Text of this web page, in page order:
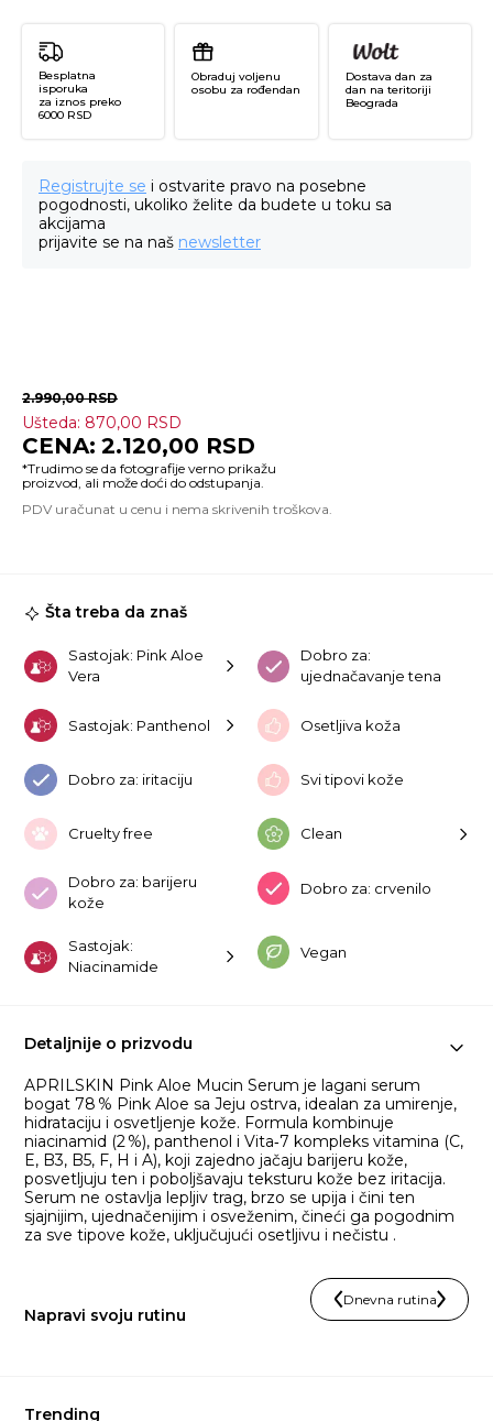
Besplatna
isporuka
za iznos preko
6000 RSD
Obraduj voljenu
osobu za rođendan
Dostava dan za
dan na teritoriji
Beograda
Registrujte se i ostvarite pravo na posebne
pogodnosti, ukoliko želite da budete u toku sa
akcijama
prijavite se na naš newsletter
2.990,00RSD
Ušteda: 870,00 RSD
2.120,00 RSD
Šta treba da znaš
Sastojak: Pink Aloe
Vera
Dobro za:
ujednačavanje tena
Sastojak: Panthenol Osetljiva koža
Dobro za: iritaciju Svi tipovi kože
Cruelty free Clean
Dobro za: barijeru
kože
Dobro za: crvenilo
Sastojak:
Niacinamide
Vegan
Detaljnije o prizvodu
APRILSKIN Pink Aloe Mucin Serum je lagani serum
bogat 78 % Pink Aloe sa Jeju ostrva, idealan za umirenje,
hidrataciju i osvetljenje kože. Formula kombinuje
niacinamid (2 %), panthenol i Vita‑7 kompleks vitamina (C,
E, B3, B5, F, H i A), koji zajedno jačaju barijeru kože,
posvetljuju ten i poboljšavaju teksturu kože bez iritacija.
Serum ne ostavlja lepljiv trag, brzo se upija i čini ten
sjajnijim, ujednačenijim i osveženim, čineći ga pogodnim
za sve tipove kože, uključujući osetljivu i nečistu .
Napravi svoju rutinu
Dnevna rutina
Trending